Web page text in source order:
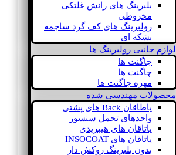
بلبرینگ های رانش غلتکی
مخروطی
رولبرینگ های کف گرد ساچمه
بشکه ای
لوازم جانبی رولبرینگ ها
چاگنت ها
چاگنت ها
مهره چاگنت ها
محصولات مهندسی شده
یاطاقان Back های پشتی
واحدهای تحمل سنسور
یاتاقان های هیبریدی
یاتاقان های INSOCOAT
بدون بلبرینگ روکش دار